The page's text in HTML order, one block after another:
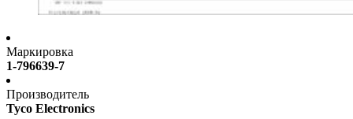
Маркировка
1-796639-7
Производитель
Tyco Electronics